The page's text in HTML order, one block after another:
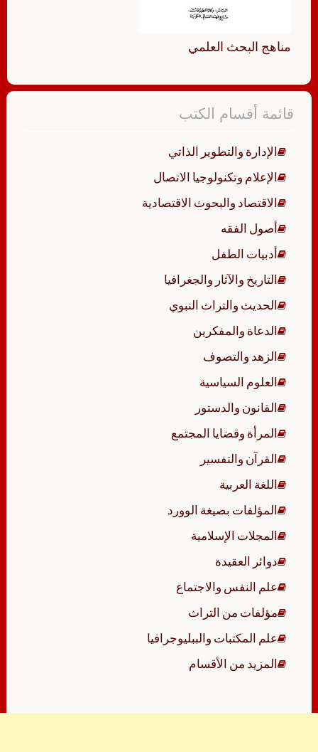
مناهج البحث العلمي
قائمة أقسام الكتب
الإدارة والتطوير الذاتي
الإعلام وتكنولوجيا الاتصال
الاقتصاد والبحوث الاقتصادية
أصول الفقه
أدبيات الطفل
التاريخ والآثار والجغرافيا
الحديث والتراث النبوي
الدعاة والمفكرين
الزهد والتصوف
العلوم السياسية
القانون والدستور
المرأة وقضايا المجتمع
القرآن والتفسير
اللغة العربية
المؤلفات بصيغة الوورد
المجلات الإسلامية
دوائر العقيدة
علم النفس والاجتماع
مؤلفات من التراث
علم المكتبات والببليوجرافيا
المزيد من الأقسام